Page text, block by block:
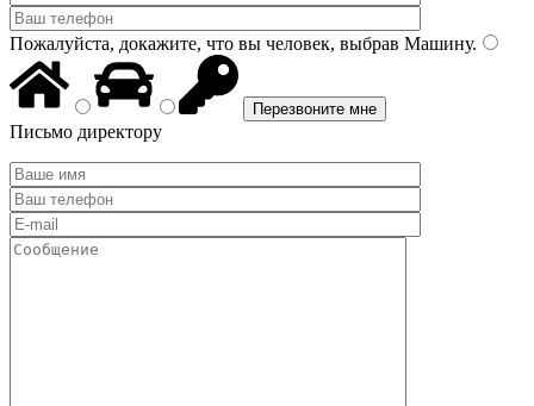
Пожалуйста, докажите, что вы человек, выбрав Машину.
Письмо директору